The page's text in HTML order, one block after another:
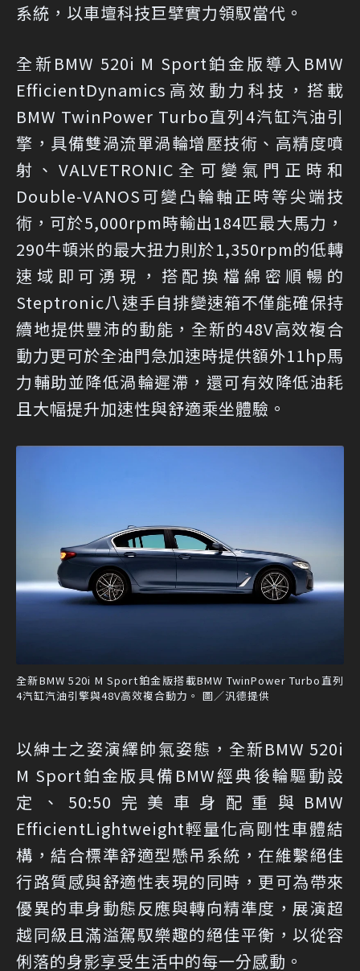
系統，以車壇科技巨擘實力領馭當代。
全新BMW 520i M Sport鉑金版導入BMW
EfficientDynamics高效動力科技，搭載
BMW TwinPower Turbo直列4汽缸汽油引
擎，具備雙渦流單渦輪增壓技術、高精度噴
射、VALVETRONIC全可變氣門正時和
Double-VANOS可變凸輪軸正時等尖端技
術，可於5,000rpm時輸出184匹最大馬力，
290牛頓米的最大扭力則於1,350rpm的低轉
速域即可湧現，搭配換檔綿密順暢的
Steptronic八速手自排變速箱不僅能確保持
續地提供豐沛的動能，全新的48V高效複合
動力更可於全油門急加速時提供額外11hp馬
力輔助並降低渦輪遲滯，還可有效降低油耗
且大幅提升加速性與舒適乘坐體驗。
全新BMW 520i M Sport鉑金版搭載BMW TwinPower Turbo直列
4汽缸汽油引擎與48V高效複合動力。 圖／汎德提供
以紳士之姿演繹帥氣姿態，全新BMW 520i
M Sport鉑金版具備BMW經典後輪驅動設
定、50:50完美車身配重與BMW
EfficientLightweight輕量化高剛性車體結
構，結合標準舒適型懸吊系統，在維繫絕佳
行路質感與舒適性表現的同時，更可為帶來
優異的車身動態反應與轉向精準度，展演超
越同級且滿溢駕馭樂趣的絕佳平衡，以從容
俐落的身影享受生活中的每一分感動。